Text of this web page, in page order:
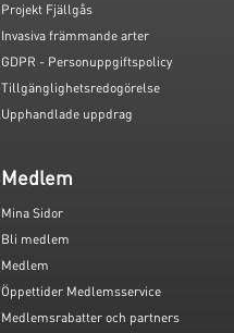
Projekt Fjällgås
Invasiva främmande arter
GDPR - Personuppgiftspolicy
Tillgänglighetsredogörelse
Upphandlade uppdrag
Medlem
Mina Sidor
Bli medlem
Medlem
Öppettider Medlemsservice
Medlemsrabatter och partners